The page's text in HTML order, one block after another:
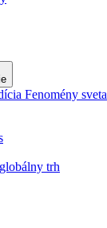
Fenomény sveta
trh